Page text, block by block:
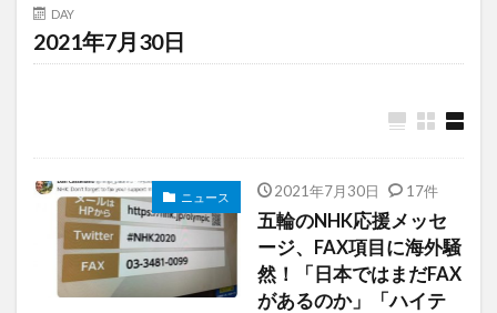
DAY
2021年7月30日
ニュース 2021年7月30日 17件
五輪のNHK応援メッセ
ージ、FAX項目に海外騒
然！「日本ではまだFAX
があるのか」「ハイテ